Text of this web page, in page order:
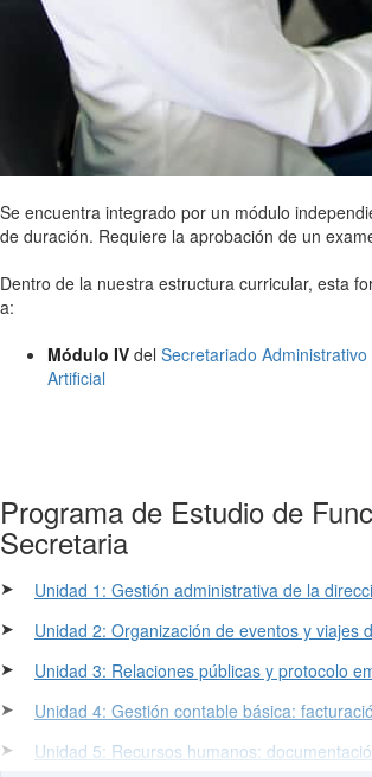
Se encuentra integrado por un módulo
de duración. Requiere la aprobación de un
Dentro de la nuestra estructura curricular, esta
a:
Módulo IV del Secretariado
Artificial
Programa de Estudio de
Secretaria
➤
Unidad 1: Gestión administrativa de la
➤
Unidad 2: Organización de eventos y viajes
➤
Unidad 3: Relaciones públicas y protocolo
➤
Unidad 4: Gestión contable básica:
➤
Unidad 5: Recursos humanos: